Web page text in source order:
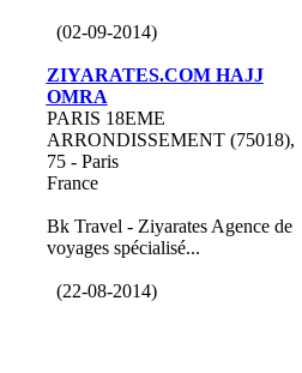
(02-09-2014)
ZIYARATES.COM HAJJ
OMRA
PARIS 18EME
ARRONDISSEMENT (75018),
75 - Paris
France
Bk Travel - Ziyarates Agence de
voyages spécialisé...
(22-08-2014)